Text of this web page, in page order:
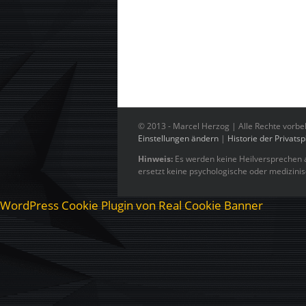
© 2013 - Marcel Herzog | Alle Rechte
Einstellungen ändern | Historie der
Hinweis: Es werden keine
ersetzt keine psychologische oder
WordPress Cookie Plugin von Real Cookie Banner